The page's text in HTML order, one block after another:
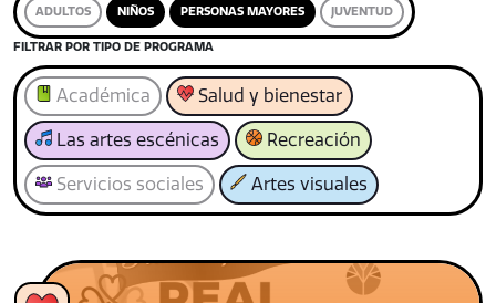
ADULTOS NIÑOS PERSONAS MAYORES JUVENTUD
FILTRAR POR TIPO DE PROGRAMA
Académica Salud y bienestar
Las artes escénicas Recreación
Servicios sociales Artes visuales